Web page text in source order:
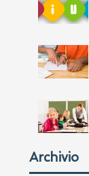
Archivio